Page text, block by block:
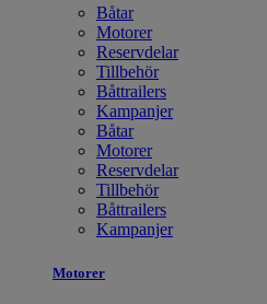
Båtar
Motorer
Reservdelar
Tillbehör
Båttrailers
Kampanjer
Båtar
Motorer
Reservdelar
Tillbehör
Båttrailers
Kampanjer
Motorer